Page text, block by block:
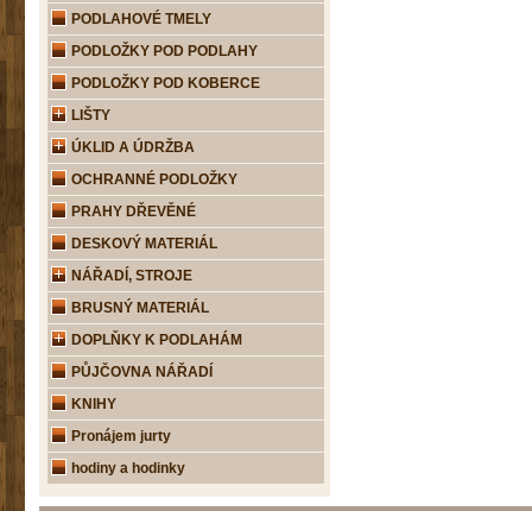
PODLAHOVÉ TMELY
PODLOŽKY POD PODLAHY
PODLOŽKY POD KOBERCE
LIŠTY
ÚKLID A ÚDRŽBA
OCHRANNÉ PODLOŽKY
PRAHY DŘEVĚNÉ
DESKOVÝ MATERIÁL
NÁŘADÍ, STROJE
BRUSNÝ MATERIÁL
DOPLŇKY K PODLAHÁM
PŮJČOVNA NÁŘADÍ
KNIHY
Pronájem jurty
hodiny a hodinky